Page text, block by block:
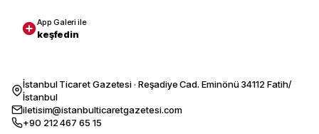
App Galeri ile
keşfedin
İstanbul Ticaret Gazetesi · Reşadiye Cad. Eminönü 34112 Fatih/
İstanbul
iletisim@istanbulticaretgazetesi.com
+90 212 467 65 15